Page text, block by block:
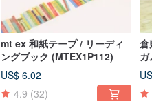
mt ex 和紙テープ / リーディ
ングブック (MTEX1P112)
US$ 6.02
4.9 (32)
倉